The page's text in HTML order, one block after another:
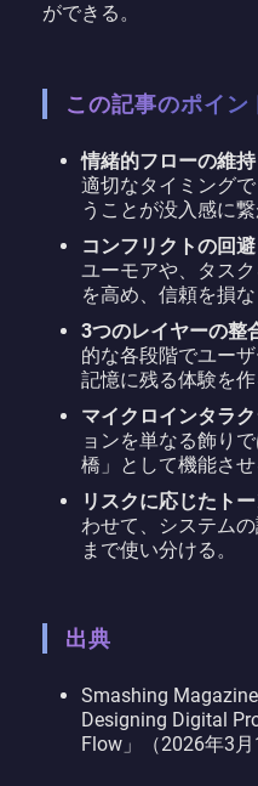
ができる。
この記事のポイン
情緒的フローの維持
適切なタイミング
うことが没入感に繋
コンフリクトの回避
ユーモアや、タス
を高め、信頼を損な
3つのレイヤーの整
的な各段階でユー
記憶に残る体験を作
マイクロインタラ
ョンを単なる飾り
橋」として機能させ
リスクに応じたト
わせて、システム
まで使い分ける。
出典
Smashing
Designing Digital
Flow」（2026年3月